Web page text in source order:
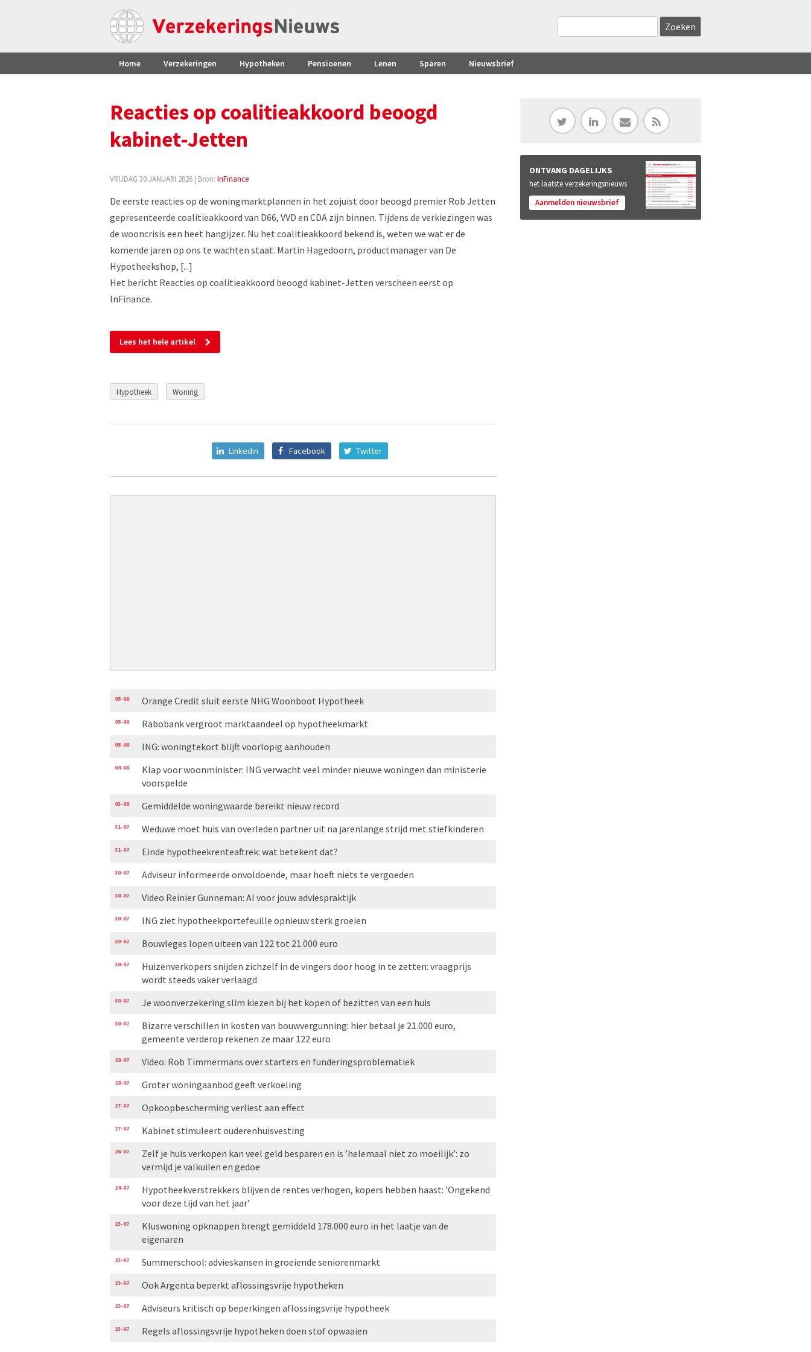
Home Verzekeringen Hypotheken Pensioenen Lenen Sparen Nieuwsbrief
Reacties op coalitieakkoord beoogd
kabinet-Jetten
VRIJDAG 30 JANUARI 2026 | Bron: InFinance
De eerste reacties op de woningmarktplannen in het zojuist door beoogd premier Rob Jetten
gepresenteerde coalitieakkoord van D66, VVD en CDA zijn binnen. Tijdens de verkiezingen was
de wooncrisis een heet hangijzer. Nu het coalitieakkoord bekend is, weten we wat er de
komende jaren op ons te wachten staat. Martin Hagedoorn, productmanager van De
Hypotheekshop, [...]
Het bericht Reacties op coalitieakkoord beoogd kabinet-Jetten verscheen eerst op
InFinance.
Lees het hele artikel
Hypotheek Woning
Linkedin Facebook Twitter
05-08 Orange Credit sluit eerste NHG Woonboot Hypotheek
05-08 Rabobank vergroot marktaandeel op hypotheekmarkt
05-08 ING: woningtekort blijft voorlopig aanhouden
04-08
Klap voor woonminister: ING verwacht veel minder nieuwe woningen dan ministerie
voorspelde
03-08 Gemiddelde woningwaarde bereikt nieuw record
31-07 Weduwe moet huis van overleden partner uit na jarenlange strijd met stiefkinderen
31-07 Einde hypotheekrenteaftrek: wat betekent dat?
30-07 Adviseur informeerde onvoldoende, maar hoeft niets te vergoeden
30-07 Video Reinier Gunneman: AI voor jouw adviespraktijk
30-07 ING ziet hypotheekportefeuille opnieuw sterk groeien
30-07 Bouwleges lopen uiteen van 122 tot 21.000 euro
30-07
Huizenverkopers snijden zichzelf in de vingers door hoog in te zetten: vraagprijs
wordt steeds vaker verlaagd
30-07 Je woonverzekering slim kiezen bij het kopen of bezitten van een huis
30-07
Bizarre verschillen in kosten van bouwvergunning: hier betaal je 21.000 euro,
gemeente verderop rekenen ze maar 122 euro
28-07 Video: Rob Timmermans over starters en funderingsproblematiek
28-07 Groter woningaanbod geeft verkoeling
27-07 Opkoopbescherming verliest aan effect
27-07 Kabinet stimuleert ouderenhuisvesting
26-07
Zelf je huis verkopen kan veel geld besparen en is ’helemaal niet zo moeilijk’: zo
vermijd je valkuilen en gedoe
24-07
Hypotheekverstrekkers blijven de rentes verhogen, kopers hebben haast: ’Ongekend
voor deze tijd van het jaar’
23-07
Kluswoning opknappen brengt gemiddeld 178.000 euro in het laatje van de
eigenaren
23-07 Summerschool: advieskansen in groeiende seniorenmarkt
23-07 Ook Argenta beperkt aflossingsvrije hypotheken
23-07 Adviseurs kritisch op beperkingen aflossingsvrije hypotheek
23-07 Regels aflossingsvrije hypotheken doen stof opwaaien
ONTVANG DAGELIJKS
het laatste verzekeringsnieuws
Aanmelden nieuwsbrief